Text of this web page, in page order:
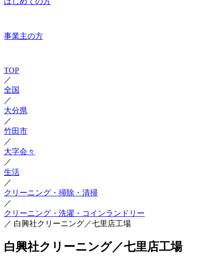
事業主の方
TOP
／
全国
／
大分県
／
竹田市
／
大字会々
／
生活
／
クリーニング・掃除・清掃
／
クリーニング・洗濯・コインランドリー
／ 白興社クリーニング／七里店工場
白興社クリーニング／七里店工場